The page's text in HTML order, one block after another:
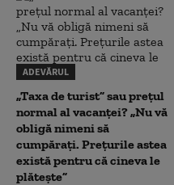
ADEVĂRUL
„Taxa de turist” sau prețul
normal al vacanței? „Nu vă
obligă nimeni să
cumpărați. Prețurile astea
există pentru că cineva le
plătește”